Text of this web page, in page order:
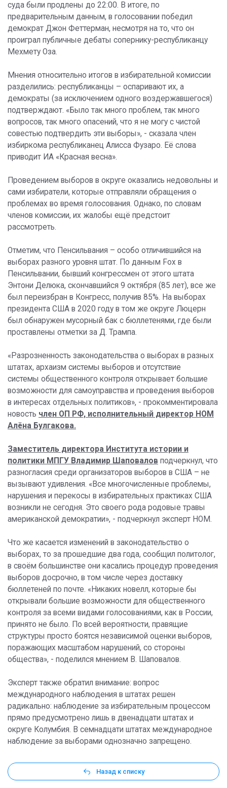
суда были продлены до 22:00. В итоге, по
предварительным данным, в голосовании победил
демократ Джон Феттерман, несмотря на то, что он
проиграл публичные дебаты сопернику-республиканцу
Мехмету Оза.
Мнения относительно итогов в избирательной комиссии
разделились: республиканцы – оспаривают их, а
демократы (за исключением одного воздержавшегося)
подтверждают. «Было так много проблем, так много
вопросов, так много опасений, что я не могу с чистой
совестью подтвердить эти выборы», - сказала член
избиркома республиканец Алисса Фузаро. Её слова
приводит ИА «Красная весна».
Проведением выборов в округе оказались недовольны и
сами избиратели, которые отправляли обращения о
проблемах во время голосования. Однако, по словам
членов комиссии, их жалобы ещё предстоит
рассмотреть.
Отметим, что Пенсильвания – особо отличившийся на
выборах разного уровня штат. По данным Fox в
Пенсильвании, бывший конгрессмен от этого штата
Энтони Делюка, скончавшийся 9 октября (85 лет), все же
был переизбран в Конгресс, получив 85%. На выборах
президента США в 2020 году в том же округе Люцерн
был обнаружен мусорный бак с бюллетенями, где были
проставлены отметки за Д. Трампа.
«Разрозненность законодательства о выборах в разных
штатах, архаизм системы выборов и отсутствие
системы общественного контроля открывает большие
возможности для самоуправства и проведения выборов
в интересах отдельных политиков», - прокомментировала
новость член ОП РФ, исполнительный директор НОМ
Алёна Булгакова.
Заместитель директора Института истории и
политики МПГУ Владимир Шаповалов подчеркнул, что
разногласия среди организаторов выборов в США – не
вызывают удивления. «Все многочисленные проблемы,
нарушения и перекосы в избирательных практиках США
возникли не сегодня. Это своего рода родовые травы
американской демократии», - подчеркнул эксперт НОМ.
Что же касается изменений в законодательство о
выборах, то за прошедшие два года, сообщил политолог,
в своём большинстве они касались процедур проведения
выборов досрочно, в том числе через доставку
бюллетеней по почте. «Никаких новелл, которые бы
открывали большие возможности для общественного
контроля за всеми видами голосованиями, как в России,
принято не было. По всей вероятности, правящие
структуры просто боятся независимой оценки выборов,
поражающих масштабом нарушений, со стороны
общества», - поделился мнением В. Шаповалов.
Эксперт также обратил внимание: вопрос
международного наблюдения в штатах решен
радикально: наблюдение за избирательным процессом
прямо предусмотрено лишь в двенадцати штатах и
округе Колумбия. В семнадцати штатах международное
наблюдение за выборами однозначно запрещено.
Назад к списку